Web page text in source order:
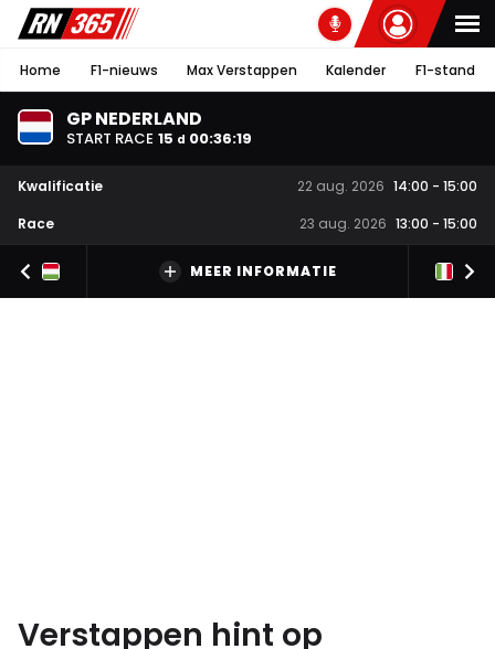
Home F1-nieuws Max Verstappen Kalender F1-stand
GP NEDERLAND
START RACE 15 d 00:36:18
Kwalificatie 22 aug. 2026 14:00 - 15:00
Race
23 aug. 2026 13:00 - 15:00
MEER INFORMATIE
Verstappen hint op